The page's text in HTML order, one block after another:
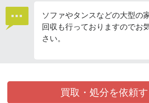
ソファやタンスなどの大型の
回収も行っておりますのでお
さい。
買取・処分を依頼